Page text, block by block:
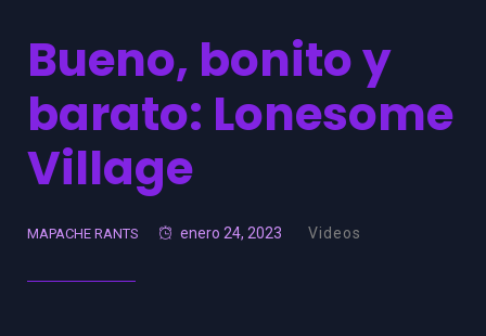
Bueno, bonito y
barato: Lonesome
Village
MAPACHE RANTS enero 24, 2023 Videos